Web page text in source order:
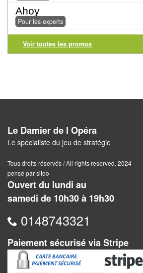
Pour
2
Joueurs
Gestion
Escape
Game
Enquête
Jeux
évolutifs
Jeux
abstraits
Extensions
Ahoy
Pour les experts
Voir toutes les promos
Le Damier de l Opéra
Le spécialiste du jeu de stratégie
Tous droits réservés / All rights reserved. 2024
pensé par siteo
Ouvert du lundi au
samedi de 10h30 à 19h30
0148743321
Paiement sécurisé via Stripe